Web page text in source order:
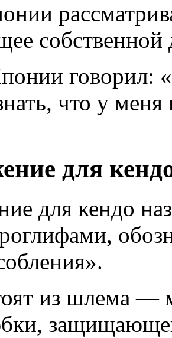
говорил:
что у
для
для кендо
из шлема —